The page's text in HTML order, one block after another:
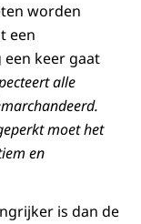
worden
een
keer gaat
alle
moet het
en
is dan de